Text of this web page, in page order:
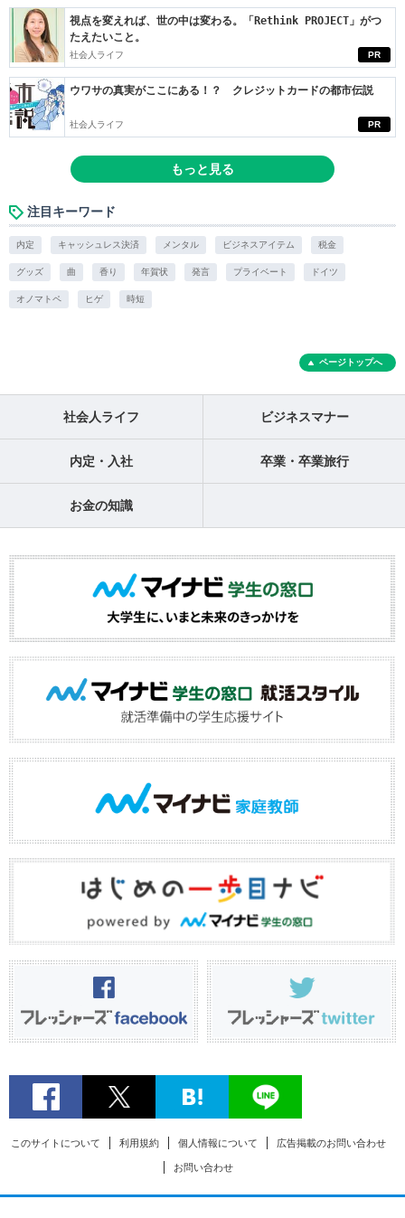
PR
視点を変えれば、世の中は変わる。「Rethink PROJECT」がつ
たえたいこと。
社会人ライフ
PR
ウワサの真実がここにある！？ クレジットカードの都市伝説
社会人ライフ
もっと見る
注目キーワード
内定 キャッシュレス決済 メンタル ビジネスアイテム 税金
グッズ 曲 香り 年賀状 発言 プライベート ドイツ
オノマトペ ヒゲ 時短
ページトップへ
社会人ライフ ビジネスマナー
内定・入社 卒業・卒業旅行
お金の知識
このサイトについて 利用規約 個人情報について 広告掲載のお問い合わせ
お問い合わせ